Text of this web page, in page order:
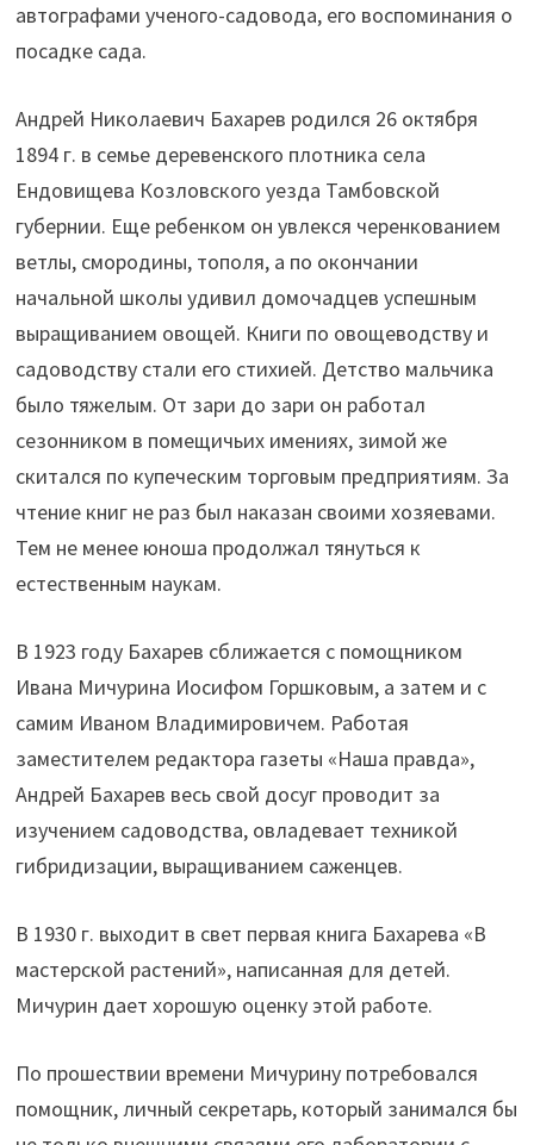
автографами ученого-садовода, его воспоминания о
посадке сада.
Андрей Николаевич Бахарев родился 26 октября
1894 г. в семье деревенского плотника села
Ендовищева Козловского уезда Тамбовской
губернии. Еще ребенком он увлекся черенкованием
ветлы, смородины, тополя, а по окончании
начальной школы удивил домочадцев успешным
выращиванием овощей. Книги по овощеводству и
садоводству стали его стихией. Детство мальчика
было тяжелым. От зари до зари он работал
сезонником в помещичьих имениях, зимой же
скитался по купеческим торговым предприятиям. За
чтение книг не раз был наказан своими хозяевами.
Тем не менее юноша продолжал тянуться к
естественным наукам.
В 1923 году Бахарев сближается с помощником
Ивана Мичурина Иосифом Горшковым, а затем и с
самим Иваном Владимировичем. Работая
заместителем редактора газеты «Наша правда»,
Андрей Бахарев весь свой досуг проводит за
изучением садоводства, овладевает техникой
гибридизации, выращиванием саженцев.
В 1930 г. выходит в свет первая книга Бахарева «В
мастерской растений», написанная для детей.
Мичурин дает хорошую оценку этой работе.
По прошествии времени Мичурину потребовался
помощник, личный секретарь, который занимался бы